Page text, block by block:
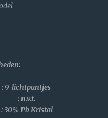
:
9 lichtpuntjes
n.v.t.
30% Pb Kristal